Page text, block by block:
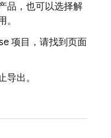
品，也可以选择解
项目，请找到页面
导出。